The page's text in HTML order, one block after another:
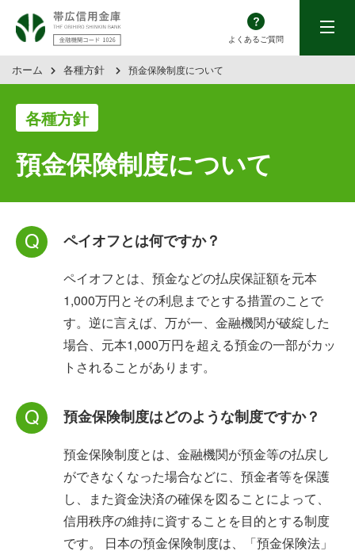
menu
帯広信用金庫
よくあるご質問
ホーム 各種方針 預金保険制度について
各種方針
預金保険制度について
ペイオフとは何ですか？
ペイオフとは、預金などの払戻保証額を元本
1,000万円とその利息までとする措置のことで
す。逆に言えば、万が一、金融機関が破綻した
場合、元本1,000万円を超える預金の一部がカッ
トされることがあります。
預金保険制度はどのような制度ですか？
預金保険制度とは、金融機関が預金等の払戻し
ができなくなった場合などに、預金者等を保護
し、また資金決済の確保を図ることによって、
信用秩序の維持に資することを目的とする制度
です。 日本の預金保険制度は、「預金保険法」